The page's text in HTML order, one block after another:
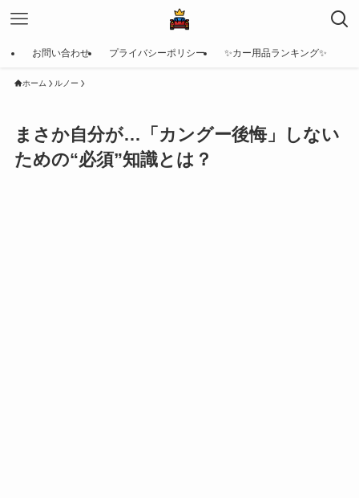
お問い合わせ プライバシーポリシー ✨カー用品ランキング✨
ホーム ルノー
まさか自分が…「カングー後悔」しない
ための“必須”知識とは？